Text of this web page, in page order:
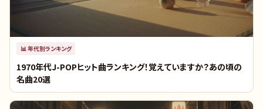
📊年代別ランキング
1970年代J-POPヒット曲ランキング！覚えていますか？あの頃の
名曲20選